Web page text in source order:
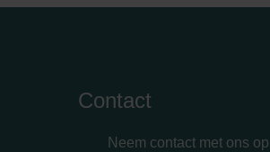
Contact
Neem contact met ons op